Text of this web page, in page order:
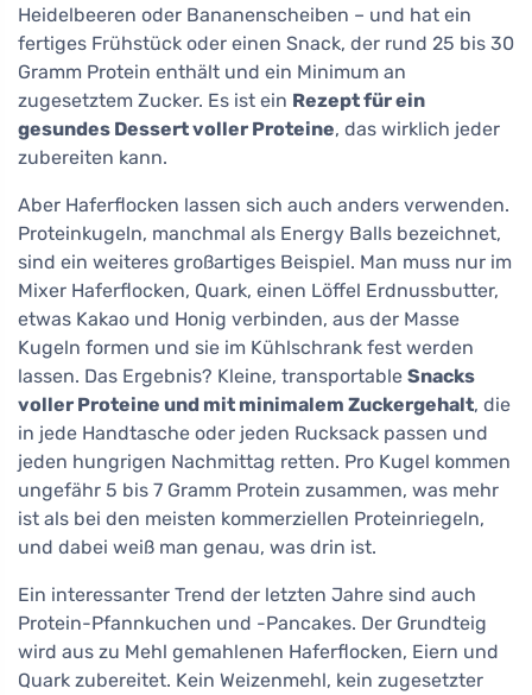
Heidelbeeren oder Bananenscheiben – und hat ein
fertiges Frühstück oder einen Snack, der rund 25 bis 30
Gramm Protein enthält und ein Minimum an
zugesetztem Zucker. Es ist ein Rezept für ein
gesundes Dessert voller Proteine, das wirklich jeder
zubereiten kann.
Aber Haferflocken lassen sich auch anders verwenden.
Proteinkugeln, manchmal als Energy Balls bezeichnet,
sind ein weiteres großartiges Beispiel. Man muss nur im
Mixer Haferflocken, Quark, einen Löffel Erdnussbutter,
etwas Kakao und Honig verbinden, aus der Masse
Kugeln formen und sie im Kühlschrank fest werden
lassen. Das Ergebnis? Kleine, transportable Snacks
voller Proteine und mit minimalem Zuckergehalt, die
in jede Handtasche oder jeden Rucksack passen und
jeden hungrigen Nachmittag retten. Pro Kugel kommen
ungefähr 5 bis 7 Gramm Protein zusammen, was mehr
ist als bei den meisten kommerziellen Proteinriegeln,
und dabei weiß man genau, was drin ist.
Ein interessanter Trend der letzten Jahre sind auch
Protein-Pfannkuchen und -Pancakes. Der Grundteig
wird aus zu Mehl gemahlenen Haferflocken, Eiern und
Quark zubereitet. Kein Weizenmehl, kein zugesetzter